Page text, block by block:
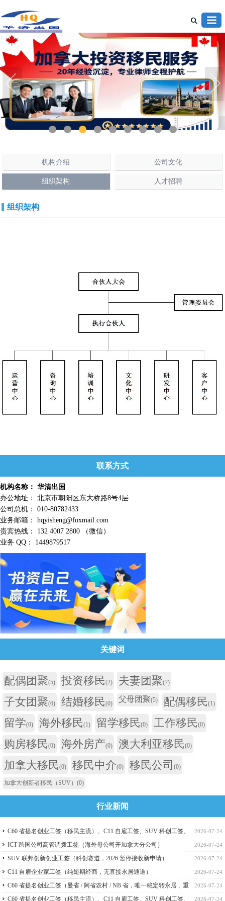
1 2 3 4 5 7 8 9
机构介绍 公司文化
组织架构 人才招聘
组织架构
联系方式
机构名称： 华清出国
办公地址： 北京市朝阳区东大桥路8号4层
公司总机： 010-80782433
业务邮箱： hqyisheng@foxmail.com
贵宾热线： 132 4007 2800 （微信）
业务 QQ： 1449879517
关键词
配偶团聚(5) 投资移民(2) 夫妻团聚(7)
子女团聚(6) 结婚移民(0) 父母团聚(5) 配偶移民(1)
留学(0) 海外移民(1) 留学移民(0) 工作移民(0)
购房移民(0) 海外房产(0) 澳大利亚移民(0)
加拿大移民(0) 移民中介(0) 移民公司 (0)
加拿大创新者移民（SUV） (0)
行业新闻
2026-07-24
C60 省提名创业工签（移民主流）、C11 自雇工签、SUV 科创工签、
ICT 跨国高管工签比较
2026-07-24
ICT 跨国公司高管调拨工签（海外母公司开加拿大分公司）
2026-07-24
SUV 联邦创新创业工签（科创赛道，2026 暂停接收新申请）
2026-07-24
C11 自雇企业家工签（纯短期经商，无直接永居通道）
2026-07-24
C60 省提名创业工签（曼省 / 阿省农村 / NB 省，唯一稳定转永居，重
点）
2026-07-24
C60 省提名创业工签（移民主流）、C11 自雇工签、SUV 科创工签、